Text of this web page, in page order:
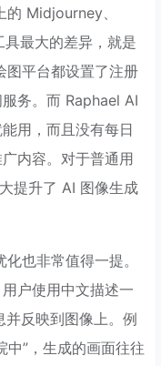
Midjourney、
最大的差异，就是
图平台都设置了注册
务。而 Raphael AI
用，而且没有每日
内容。对于普通用
提升了 AI 图像生成
也非常值得一提。
户使用中文描述一
反映到图像上。例
中”，生成的画面往往